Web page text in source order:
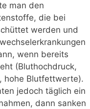
man den
die bei
werden und
wenn bereits
(Bluthochdruck,
hohe Blutfettwerte).
jedoch täglich ein
dann sanken